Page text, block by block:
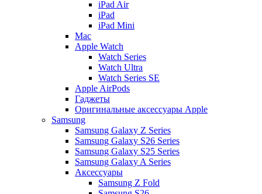
iPad Air
iPad
iPad Mini
Mac
Apple Watch
Watch Series
Watch Ultra
Watch Series SE
Apple AirPods
Гаджеты
Оригинальные аксессуары Apple
Samsung
Samsung Galaxy Z Series
Samsung Galaxy S26 Series
Samsung Galaxy S25 Series
Samsung Galaxy A Series
Аксессуары
Samsung Z Fold